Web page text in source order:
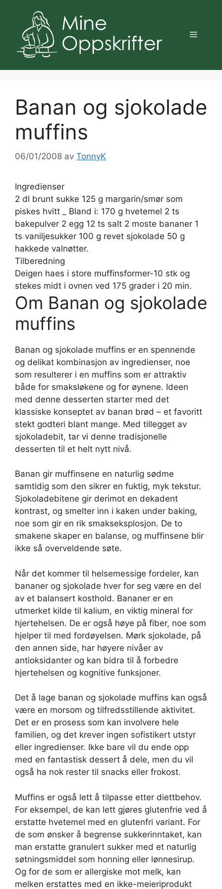
innhold
Meny
Banan og sjokolade
muffins
06/01/2008 av TonnyK
Ingredienser
2 dl brunt sukke 125 g margarin/smør som
piskes hvitt _ Bland i: 170 g hvetemel 2 ts
bakepulver 2 egg 12 ts salt 2 moste bananer 1
ts vaniljesukker 100 g revet sjokolade 50 g
hakkede valnøtter.
Tilberedning
Deigen haes i store muffinsformer-10 stk og
stekes midt i ovnen ved 175 grader i 20 min.
Om Banan og sjokolade
muffins
Banan og sjokolade muffins er en spennende
og delikat kombinasjon av ingredienser, noe
som resulterer i en muffins som er attraktiv
både for smaksløkene og for øynene. Ideen
med denne desserten starter med det
klassiske konseptet av banan brød – et favoritt
stekt godteri blant mange. Med tillegget av
sjokoladebit, tar vi denne tradisjonelle
desserten til et helt nytt nivå.
Banan gir muffinsene en naturlig sødme
samtidig som den sikrer en fuktig, myk tekstur.
Sjokoladebitene gir derimot en dekadent
kontrast, og smelter inn i kaken under baking,
noe som gir en rik smakseksplosjon. De to
smakene skaper en balanse, og muffinsene blir
ikke så overveldende søte.
Når det kommer til helsemessige fordeler, kan
bananer og sjokolade hver for seg være en del
av et balansert kosthold. Bananer er en
utmerket kilde til kalium, en viktig mineral for
hjertehelsen. De er også høye på fiber, noe som
hjelper til med fordøyelsen. Mørk sjokolade, på
den annen side, har høyere nivåer av
antioksidanter og kan bidra til å forbedre
hjertehelsen og kognitive funksjoner.
Det å lage banan og sjokolade muffins kan også
være en morsom og tilfredsstillende aktivitet.
Det er en prosess som kan involvere hele
familien, og det krever ingen sofistikert utstyr
eller ingredienser. Ikke bare vil du ende opp
med en fantastisk dessert å dele, men du vil
også ha nok rester til snacks eller frokost.
Muffins er også lett å tilpasse etter diettbehov.
For eksempel, de kan lett gjøres glutenfrie ved å
erstatte hvetemel med en glutenfri variant. For
de som ønsker å begrense sukkerinntaket, kan
man erstatte granulert sukker med et naturlig
søtningsmiddel som honning eller lønnesirup.
Og for de som er allergiske mot melk, kan
melken erstattes med en ikke-meieriprodukt